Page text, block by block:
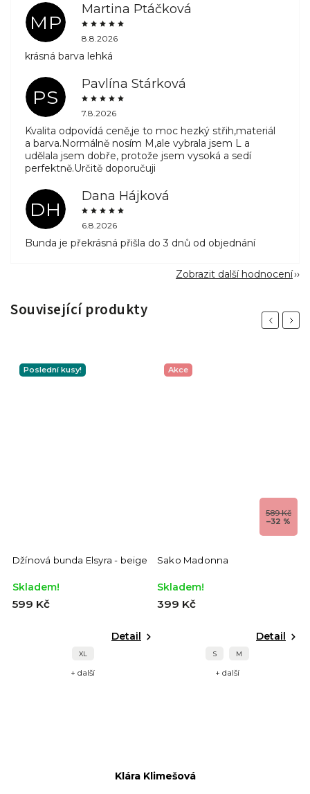
MP
Martina Ptáčková
8.8.2026
krásná barva lehká
PS
Pavlína Stárková
7.8.2026
Kvalita odpovídá ceně,je to moc hezký střih,materiál
a barva.Normálně nosím M,ale vybrala jsem L a
udělala jsem dobře, protože jsem vysoká a sedí
perfektně.Určitě doporučuji
DH
Dana Hájková
6.8.2026
Bunda je překrásná přišla do 3 dnů od objednání
Zobrazit další hodnocení
Související produkty
Previous
Poslední kusy!
Džínová bunda Elsyra - beige
Skladem!
599 Kč
Detail
XL
+ další
Akce
589 Kč
–32 %
Sako Madonna
Skladem!
399 Kč
Detail
S M
+ další
Next
Klára Klimešová